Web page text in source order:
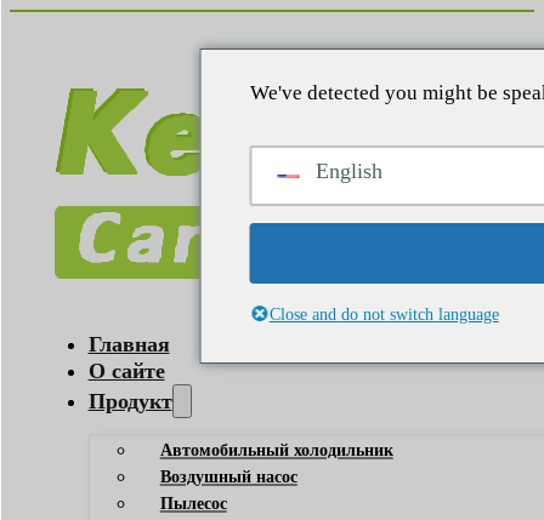
Главная
О сайте
Продукт
Автомобильный холодильник
Воздушный насос
Пылесос
We've detected you might be
English
Close and do not switch language